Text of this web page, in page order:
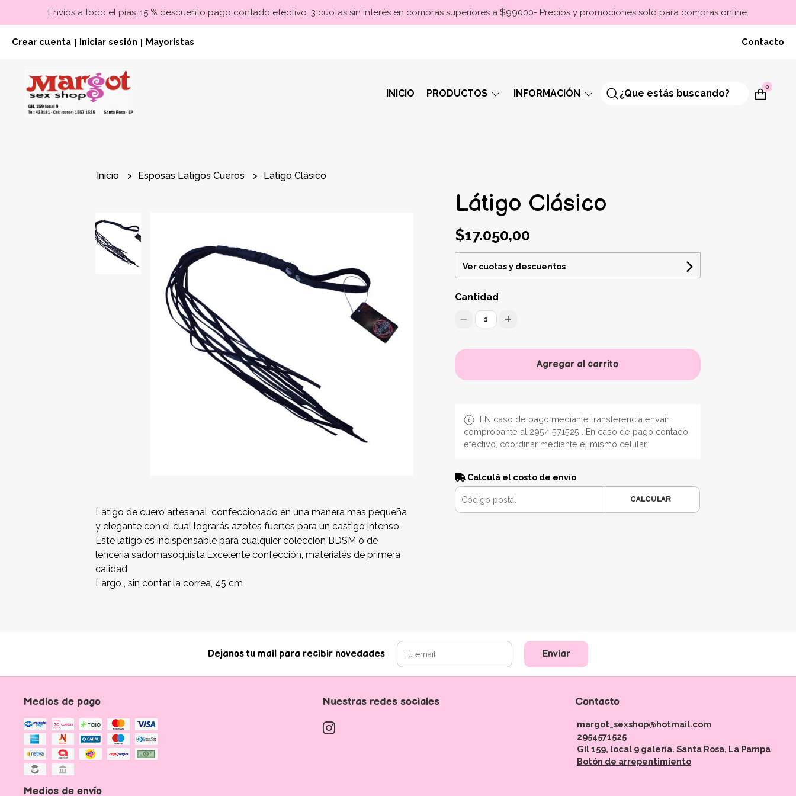
Envíos a todo el pías. 15 % descuento pago contado efectivo. 3 cuotas sin interés en compras superiores a $99000- Precios y promociones solo para compras online.
Crear cuenta Iniciar sesión Mayoristas Contacto
INICIO PRODUCTOS INFORMACIÓN
0
Inicio Esposas Latigos Cueros Látigo Clásico
Latigo de cuero artesanal, confeccionado en una manera mas pequeña
y elegante con el cual lograrás azotes fuertes para un castigo intenso.
Este latigo es indispensable para cualquier coleccion BDSM o de
lenceria sadomasoquista.Excelente confección, materiales de primera
calidad
Largo , sin contar la correa, 45 cm
Látigo Clásico
$17.050,00
Ver cuotas y descuentos
Cantidad
1
Agregar al carrito
EN caso de pago mediante transferencia envair
comprobante al 2954 571525 . En caso de pago contado
efectivo, coordinar mediante el mismo celular.
Calculá el costo de envío
CALCULAR
Dejanos tu mail para recibir novedades Enviar
Medios de pago
Medios de envío
Nuestras redes sociales Contacto
margot_sexshop@hotmail.com
2954571525
Gil 159, local 9 galería. Santa Rosa, La Pampa
Botón de arrepentimiento